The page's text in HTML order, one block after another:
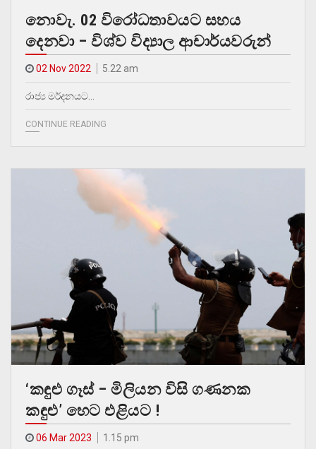
නොවැ. 02 විරෝධතාවයට සහය
දෙනවා – විශ්ව විද්‍යාල ආචාර්යවරුන්
02 Nov 2022 5.22 am
රාජ්‍ය මර්දනයට…
CONTINUE READING
‘කඳුළු ගෑස් – මිලියන විසි ගණනක
කඳුළු’ හෙට එළියට !
06 Mar 2023 1.15 pm